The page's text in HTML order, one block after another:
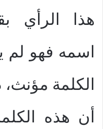
هذا الرأي
اسمه فهو لم
الكلمة مؤنث،
أن هذه